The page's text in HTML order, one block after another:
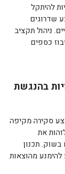
להיתקל
שדרוגים
ניהול תקציב
כספים
בהנגשת
סקירה מקיפה
את
בשוק. תכנון
מהוצאות